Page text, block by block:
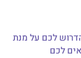
לכם על מנת
לכם